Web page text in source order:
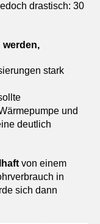
drastisch: 30
werden,
stark
und
deutlich
von einem
in
sich dann